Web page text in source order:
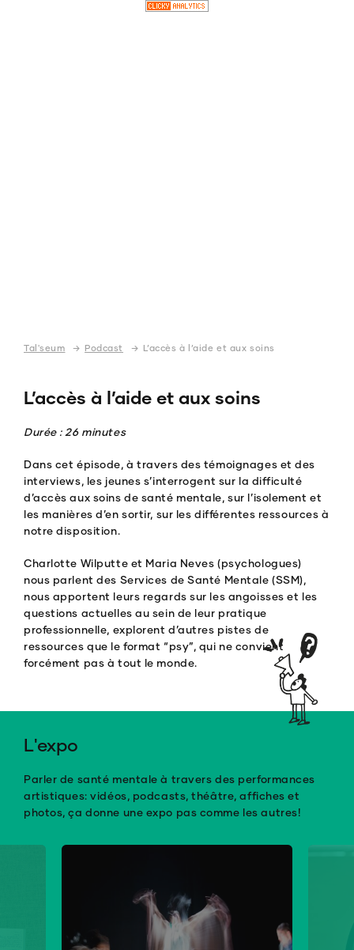
Tal'seum → Podcast → L’accès à l’aide et aux soins
L’accès à l’aide et aux soins
Durée : 26 minutes
Dans cet épisode, à travers des témoignages et des
interviews, les jeunes s’interrogent sur la difficulté
d’accès aux soins de santé mentale, sur l’isolement et
les manières d’en sortir, sur les différentes ressources à
notre disposition.
Charlotte Wilputte et Maria Neves (psychologues)
nous parlent des Services de Santé Mentale (SSM),
nous apportent leurs regards sur les angoisses et les
questions actuelles au sein de leur pratique
professionnelle, explorent d’autres pistes de
ressources que le format “psy”, qui ne convient
forcément pas à tout le monde.
L'expo
Parler de santé mentale à travers des performances
artistiques: vidéos, podcasts, théâtre, affiches et
photos, ça donne une expo pas comme les autres!